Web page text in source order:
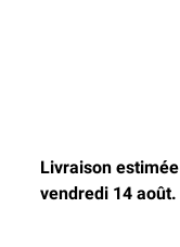
Livraison
vendredi 14 août.